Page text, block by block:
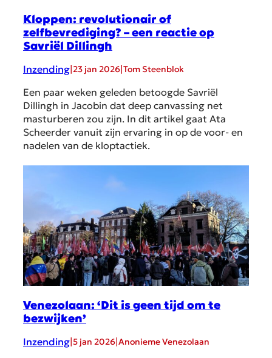
Kloppen: revolutionair of
zelfbevrediging? – een reactie op
Savriël Dillingh
Inzending 23 jan 2026 Tom Steenblok
Een paar weken geleden betoogde Savriël
Dillingh in Jacobin dat deep canvassing net
masturberen zou zijn. In dit artikel gaat Ata
Scheerder vanuit zijn ervaring in op de voor- en
nadelen van de kloptactiek.
Venezolaan: ‘Dit is geen tijd om te
bezwijken’
Inzending 5 jan 2026 Anonieme Venezolaan